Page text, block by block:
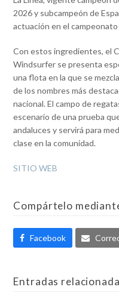
2026 y subcampeón de
actuación en el
Con estos ingredientes, el
Windsurfer se presenta
una flota en la que se
de los nombres más
nacional. El campo de
escenario de una prueba
andaluces y servirá para
clase en la comunidad.
SITIO WEB
Compártelo
Facebook
Entradas